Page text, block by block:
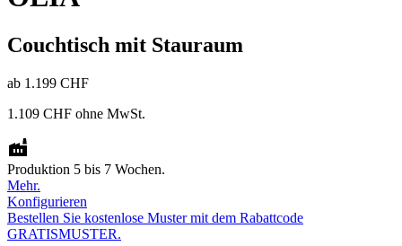
Couchtisch mit Stauraum
ab 1.199 CHF
1.109 CHF ohne MwSt.
Produktion 5 bis 7 Wochen.
Mehr.
Konfigurieren
Bestellen Sie kostenlose Muster mit dem Rabattcode
GRATISMUSTER.